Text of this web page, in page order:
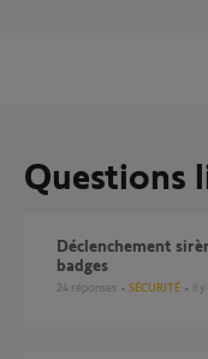
Questions
Déclenchement sirène intempestif à l'entrée avec les
badges
24 réponses SÉCURITÉ il